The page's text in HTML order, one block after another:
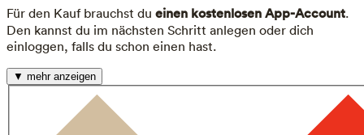
Für den Kauf brauchst du einen kostenlosen App-Account.
Den kannst du im nächsten Schritt anlegen oder dich
einloggen, falls du schon einen hast.
▼ mehr anzeigen